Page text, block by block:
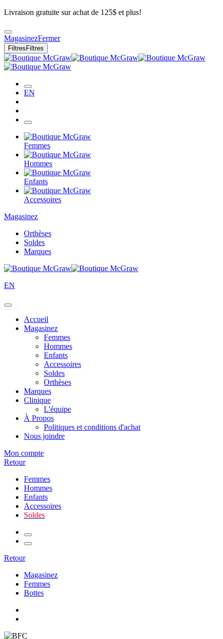
Livraison gratuite sur achat de 125$ et plus!
MagasinezFermer
Filtres Filtres
EN
Femmes
Hommes
Enfants
Accessoires
Magasinez
Orthèses
Soldes
Marques
EN
Accueil
Magasinez
Femmes
Hommes
Enfants
Accessoires
Soldes
Orthèses
Marques
Clinique
L'équipe
À Propos
Politiques et conditions d'achat
Nous joindre
Mon compte
Retour
Femmes
Hommes
Enfants
Accessoires
Soldes
Retour
Magasinez
Femmes
Bottes